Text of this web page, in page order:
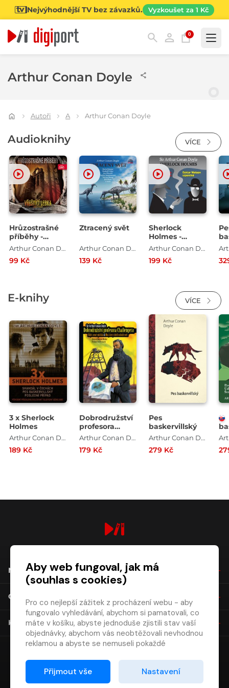
Nejvýhodnější TV bez závazků. Vyzkoušet za 1 Kč
0
Arthur Conan Doyle
Autoři A Arthur Conan Doyle
Audioknihy VÍCE
Hrůzostrašné
příběhy -
Vřeštící lebka Arthur Conan Doyle
99 Kč
Ztracený svět
Arthur Conan Doyle
139 Kč
Sherlock
Holmes -
Vzpomínka na
Dr.Watson
Arthur Conan Doyle
199 Kč
E-knihy VÍCE
3 x Sherlock
Holmes
Arthur Conan Doyle
189 Kč
Dobrodružství
profesora
Challengera
Arthur Conan Doyle
179 Kč
Pes
baskervillský
Arthur Conan Doyle
279 Kč
NÁKUP
O SPOLEČNOSTI
KONTAKT
Aby web fungoval, jak má
(souhlas s cookies)
Pro co nejlepší zážitek z procházení webu - aby
fungovalo vyhledávání, abychom si pamatovali, co
máte v košíku, abyste jednoduše zjistili stav vaší
objednávky, abychom vás neobtěžovali nevhodnou
reklamou a abyste se nemuseli pokaždé
Proto od vás potřebujeme souhlas se
zpracováním souborů cookies
Přijmout vše Nastavení